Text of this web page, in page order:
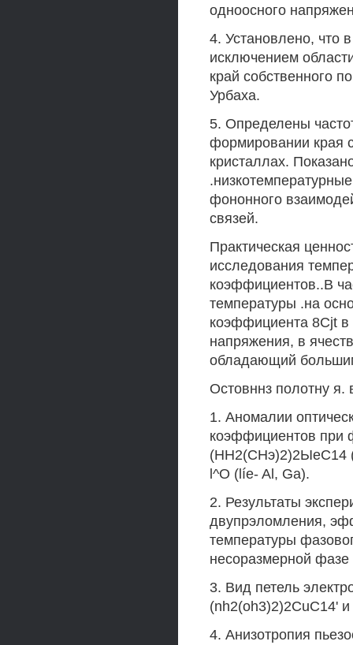
одноосного
4. Установлено, что
исключением
край собственного
Урбаха.
5. Определены
формировании края
кристаллах.
фононного
связей.
Практическая
исследования
коэффициентов..В
температуры .на
коэффициента 8Cjt в
напряжения, в
обладающий
Остовннз полотну я.
1. Аномалии
коэффициентов при
(НН2(СНэ)2)2ЫеС14
l^O (líe- Al, Ga).
2. Результаты
двупрэломления,
температуры
несоразмерной
3. Вид петель
(nh2(oh3)2)2CuC14'
4. Анизотропия